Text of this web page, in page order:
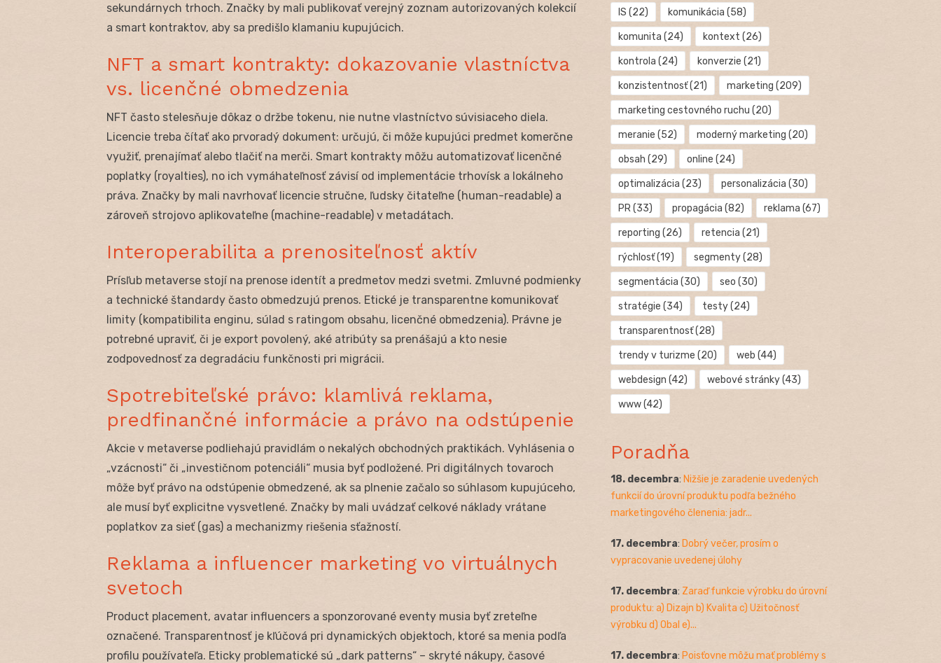
sekundárnych trhoch. Značky by mali publikovať verejný zoznam autorizovaných kolekcií
a smart kontraktov, aby sa predišlo klamaniu kupujúcich.
NFT a smart kontrakty: dokazovanie vlastníctva
vs. licenčné obmedzenia
NFT často stelesňuje dôkaz o držbe tokenu, nie nutne vlastníctvo súvisiaceho diela.
Licencie treba čítať ako prvoradý dokument: určujú, či môže kupujúci predmet komerčne
využiť, prenajímať alebo tlačiť na merči. Smart kontrakty môžu automatizovať licenčné
poplatky (royalties), no ich vymáhateľnosť závisí od implementácie trhovísk a lokálneho
práva. Značky by mali navrhovať licencie stručne, ľudsky čitateľne (human-readable) a
zároveň strojovo aplikovateľne (machine-readable) v metadátach.
Interoperabilita a prenositeľnosť aktív
Prísľub metaverse stojí na prenose identít a predmetov medzi svetmi. Zmluvné podmienky
a technické štandardy často obmedzujú prenos. Etické je transparentne komunikovať
limity (kompatibilita enginu, súlad s ratingom obsahu, licenčné obmedzenia). Právne je
potrebné upraviť, či je export povolený, aké atribúty sa prenášajú a kto nesie
zodpovednosť za degradáciu funkčnosti pri migrácii.
Spotrebiteľské právo: klamlivá reklama,
predfinančné informácie a právo na odstúpenie
Akcie v metaverse podliehajú pravidlám o nekalých obchodných praktikách. Vyhlásenia o
„vzácnosti“ či „investičnom potenciáli“ musia byť podložené. Pri digitálnych tovaroch
môže byť právo na odstúpenie obmedzené, ak sa plnenie začalo so súhlasom kupujúceho,
ale musí byť explicitne vysvetlené. Značky by mali uvádzať celkové náklady vrátane
poplatkov za sieť (gas) a mechanizmy riešenia sťažností.
Reklama a influencer marketing vo virtuálnych
svetoch
Product placement, avatar influencers a sponzorované eventy musia byť zreteľne
označené. Transparentnosť je kľúčová pri dynamických objektoch, ktoré sa menia podľa
profilu používateľa. Eticky problematické sú „dark patterns“ – skryté nákupy, časové
IS (22) komunikácia (58)
komunita (24) kontext (26)
kontrola (24) konverzie (21)
konzistentnosť(21) marketing (209)
marketing cestovného ruchu (20)
meranie (52) moderný marketing (20)
obsah (29) online (24)
optimalizácia (23) personalizácia (30)
PR(33) propagácia (82) reklama (67)
reporting (26) retencia (21)
rýchlosť(19) segmenty(28)
segmentácia (30) seo (30)
stratégie (34) testy(24)
transparentnosť(28)
trendy v turizme (20) web (44)
webdesign (42) webové stránky(43)
www(42)
Poradňa
18. decembra: Nižšie je zaradenie uvedených
funkcií do úrovní produktu podľa bežného
marketingového členenia: jadr...
17. decembra: Dobrý večer, prosím o
vypracovanie uvedenej úlohy
17. decembra: Zaraď funkcie výrobku do úrovní
produktu: a) Dizajn b) Kvalita c) Užitočnosť
výrobku d) Obal e)...
17. decembra: Poisťovne môžu mať problémy s